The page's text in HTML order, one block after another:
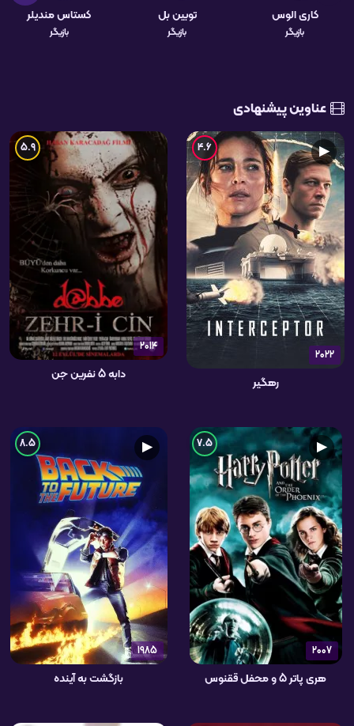
کاری الوس
بازیگر
توبین بل
بازیگر
کستاس مندیلر
بازیگر
عناوین پیشنهادی
2022
▶
4.6
رهگیر
2014
5.9
دابه 5 نفرین جن
2007
▶
7.5
هری پاتر 5 و محفل ققنوس
1985
▶
8.5
بازگشت به آینده